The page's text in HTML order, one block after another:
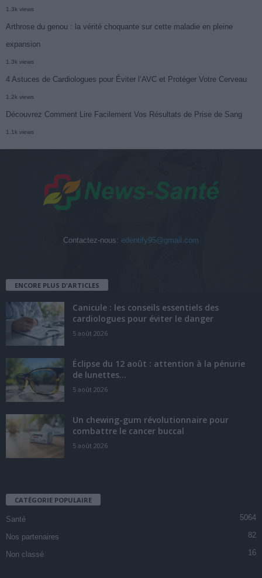
1.3k views
Arthrose du genou : la vérité choquante sur cette maladie en pleine
expansion
1.3k views
4 Astuces de Cardiologues pour Éviter l’AVC et Protéger Votre Cerveau
1.2k views
Découvrez Comment Lire Facilement Vos Résultats de Prise de Sang
1.1k views
Contactez-nous: edentify95@gmail.com
ENCORE PLUS D'ARTICLES
Canicule : les conseils essentiels des
cardiologues pour éviter le danger
5 août 2026
Éclipse du 12 août : attention à la pénurie
de lunettes...
5 août 2026
Un chewing-gum révolutionnaire pour
combattre le cancer buccal
5 août 2026
CATÉGORIE POPULAIRE
Santé 5064
Nos partenaires 82
Non classé 16